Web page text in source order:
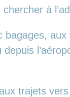
à
aux
trajets